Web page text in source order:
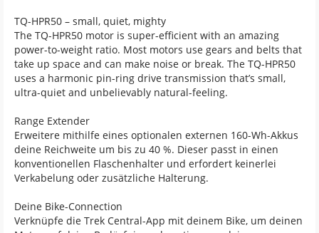
TQ-HPR50 – small, quiet, mighty
The TQ-HPR50 motor is super-efficient with an amazing
power-to-weight ratio. Most motors use gears and belts that
take up space and can make noise or break. The TQ-HPR50
uses a harmonic pin-ring drive transmission that’s small,
ultra-quiet and unbelievably natural-feeling.
Range Extender
Erweitere mithilfe eines optionalen externen 160-Wh-Akkus
deine Reichweite um bis zu 40 %. Dieser passt in einen
konventionellen Flaschenhalter und erfordert keinerlei
Verkabelung oder zusätzliche Halterung.
Deine Bike-Connection
Verknüpfe die Trek Central-App mit deinem Bike, um deinen